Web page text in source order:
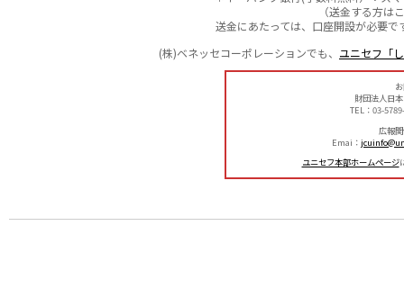
（送金する方は
送金にあたっては、口座開設が必要で
(株)ベネッセコーポレーションでも、 ユニセフ「
財団法人日
TEL：03-
広報
Emai：
ユニセフ本部ホームページ